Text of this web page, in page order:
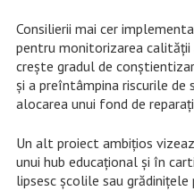
Consilierii mai cer
pentru monitorizarea
crește gradul de
și a preîntâmpina riscurile de
alocarea unui fond de
Un alt proiect ambițios
unui hub educațional și în
lipsesc școlile sau grădinițele